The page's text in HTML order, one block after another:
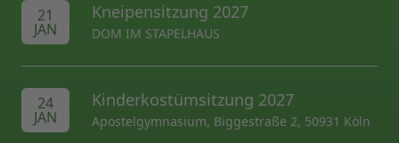
21
JAN
Kneipensitzung 2027
DOM IM STAPELHAUS
24
JAN
Kinderkostümsitzung 2027
Apostelgymnasium, Biggestraße 2, 50931 Köln